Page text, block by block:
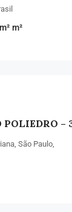
m²
São Paulo,